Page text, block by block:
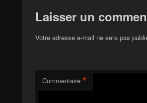
Laisser un
Votre adresse e-mail ne sera pas
Commentaire *